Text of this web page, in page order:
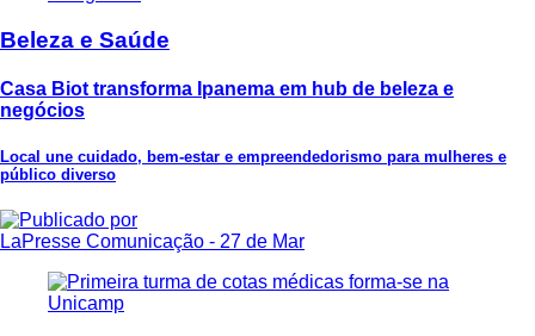
Beleza e Saúde
Casa Biot transforma Ipanema em hub de beleza e
negócios
Local une cuidado, bem-estar e empreendedorismo para mulheres e
público diverso
LaPresse Comunicação - 27 de Mar